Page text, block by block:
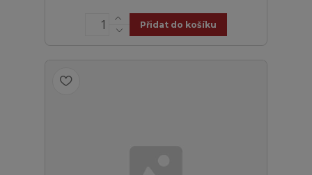
Přidat do košíku